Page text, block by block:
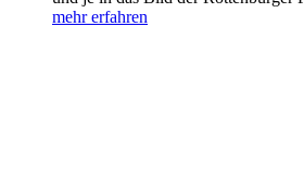
mehr erfahren